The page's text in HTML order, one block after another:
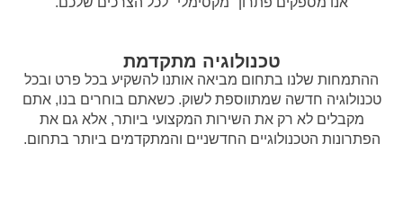
טכנולוגיה מתקדמת
ההתמחות שלנו בתחום מביאה אותנו להשקיע בכל פרט ובכל
טכנולוגיה חדשה שמתווספת לשוק. כשאתם בוחרים בנו, אתם
מקבלים לא רק את השירות המקצועי ביותר, אלא גם את
הפתרונות הטכנולוגיים החדשניים והמתקדמים ביותר בתחום.